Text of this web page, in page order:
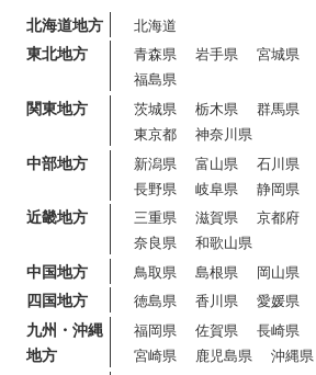
北海道地方 北海道
東北地方 青森県 岩手県 宮城県
福島県
関東地方 茨城県 栃木県 群馬県
東京都
神奈川県
中部地方 新潟県 富山県 石川県
長野県
岐阜県 静岡県
近畿地方 三重県 滋賀県 京都府
奈良県
和歌山県
中国地方 鳥取県 島根県 岡山県
四国地方 徳島県 香川県 愛媛県
九州・沖縄
地方
福岡県 佐賀県 長崎県
宮崎県
鹿児島県 沖縄県